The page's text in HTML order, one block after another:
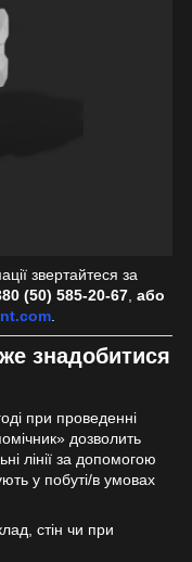
звертайтеся за
(50) 585-20-67, або
.
при проведенні
дозволить
лінії за допомогою
у побуті/в умовах
стін чи при